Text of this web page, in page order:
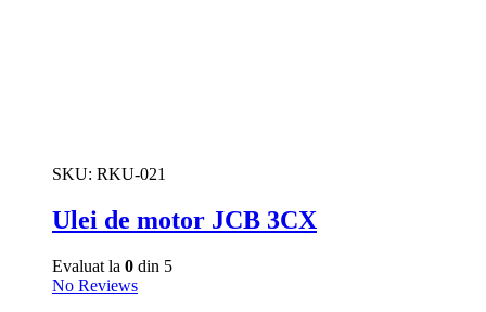
SKU: RKU-021
Ulei de motor JCB 3CX
Evaluat la 0 din 5
No Reviews